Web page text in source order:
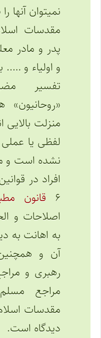
نمیتوان
مقدسات
پدر و مادر
و اولیاء و
تفسیر
منزلت بالایی
لفظی یا
نشده است و
۶ قانون
اصلاحات و
به اهانت به
آن و
رهبری و
مراجع
مقدسات
دیدگاه است.